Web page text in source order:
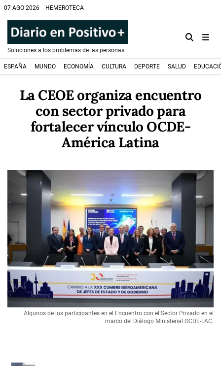
07 AGO 2026 HEMEROTECA
Soluciones a los problemas de las personas
ESPAÑA MUNDO ECONOMÍA CULTURA DEPORTE SALUD
La CEOE organiza encuentro
con sector privado para
fortalecer vínculo OCDE-
América Latina
Algunos de los participantes en el Encuentro con el Sector Privado en el
marco del Diálogo Ministerial OCDE-LAC.